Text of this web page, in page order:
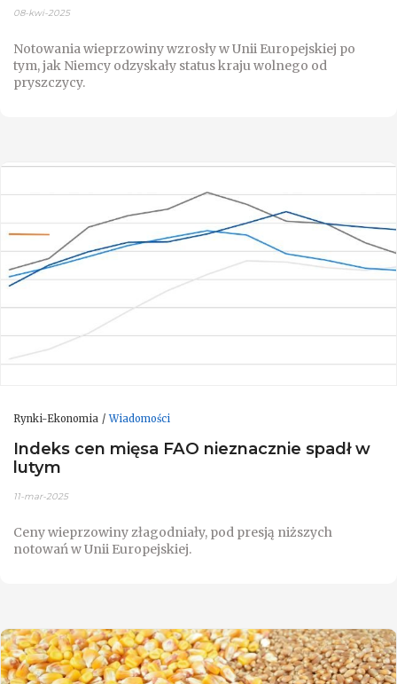
08-kwi-2025
Notowania wieprzowiny wzrosły w Unii Europejskiej po
tym, jak Niemcy odzyskały status kraju wolnego od
pryszczycy.
Rynki-Ekonomia Wiadomości
Indeks cen mięsa FAO nieznacznie spadł w
lutym
11-mar-2025
Ceny wieprzowiny złagodniały, pod presją niższych
notowań w Unii Europejskiej.